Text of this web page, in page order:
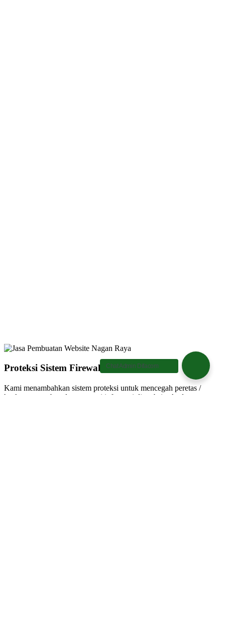
Proteksi Sistem Firewall
Kami menambahkan sistem proteksi untuk mencegah peretas /
hacker menembus dan mencuri informasi di website Anda.
Chat Admin Difacom